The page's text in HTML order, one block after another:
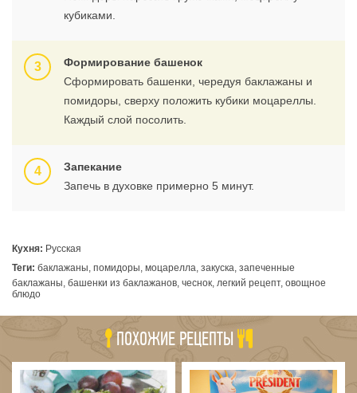
кубиками.
Формирование башенок
Сформировать башенки, чередуя баклажаны и
помидоры, сверху положить кубики моцареллы.
Каждый слой посолить.
Запекание
Запечь в духовке примерно 5 минут.
Кухня: Русская
Теги: баклажаны, помидоры, моцарелла, закуска, запеченные
баклажаны, башенки из баклажанов, чеснок, легкий рецепт, овощное
блюдо
ПОХОЖИЕ РЕЦЕПТЫ